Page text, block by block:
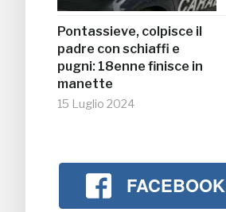
Pontassieve, colpisce il
padre con schiaffi e
pugni: 18enne finisce in
manette
15 Luglio 2024
FACEBOOK